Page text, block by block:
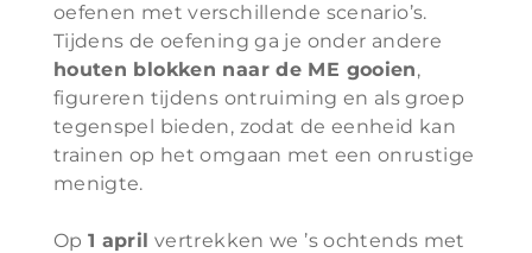
oefenen met verschillende scenario’s.
Tijdens de oefening ga je onder andere
houten blokken naar de ME gooien,
figureren tijdens ontruiming en als groep
tegenspel bieden, zodat de eenheid kan
trainen op het omgaan met een onrustige
menigte.
Op 1 april vertrekken we ’s ochtends met